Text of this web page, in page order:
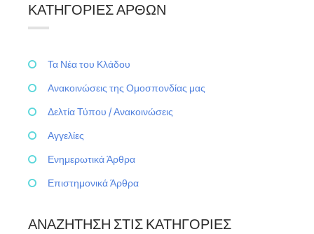
ΚΑΤΗΓΟΡΊΕΣ ΆΡΘΩΝ
Τα Νέα του Κλάδου
Ανακοινώσεις της Ομοσπονδίας μας
Δελτία Τύπου / Ανακοινώσεις
Αγγελίες
Ενημερωτικά Άρθρα
Επιστημονικά Άρθρα
ΑΝΑΖΉΤΗΣΗ ΣΤΙΣ ΚΑΤΗΓΟΡΊΕΣ